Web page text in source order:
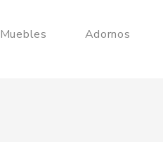
Muebles Adornos